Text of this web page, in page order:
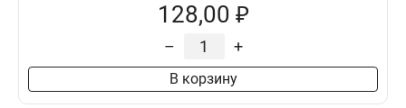
128,00 ₽
– +
В корзину